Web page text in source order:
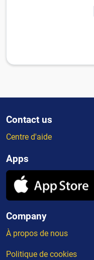
Contact us
Centre d'aide
Apps
Company
À propos de nous
Politique de cookies